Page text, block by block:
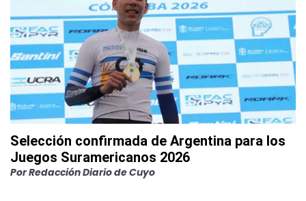
Selección confirmada de Argentina para los
Juegos Suramericanos 2026
PorRedacción Diario de Cuyo